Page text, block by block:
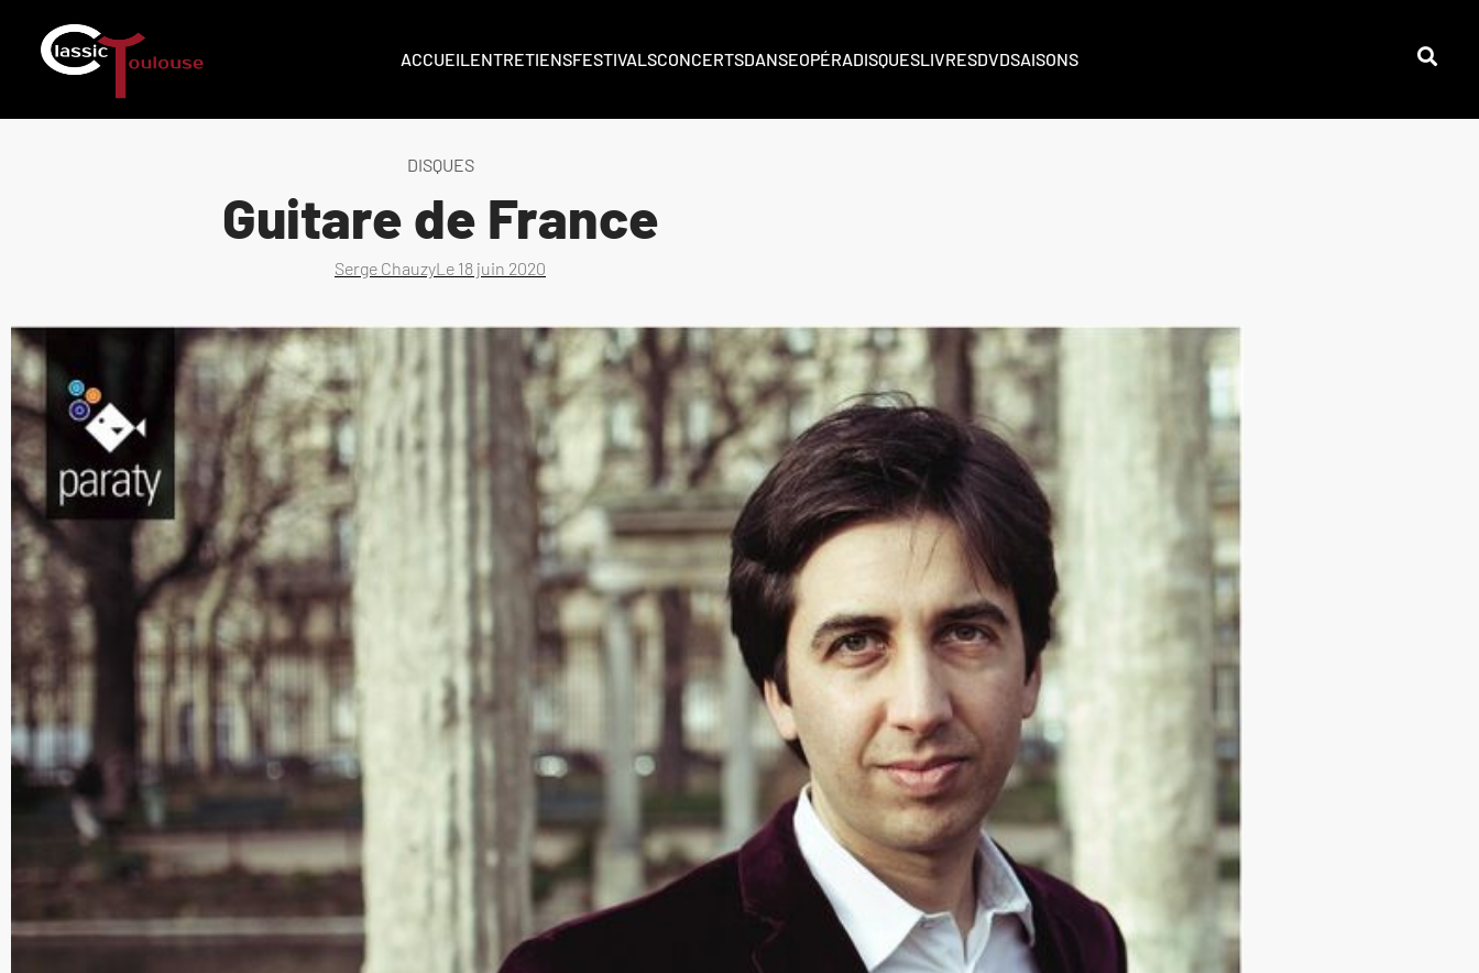
ACCUEILENTRETIENSFESTIVALSCONCERTSDANSEOPÉRADISQUESLIVRESDVDSAISONS
DISQUES
Guitare de France
Serge ChauzyLe 18 juin 2020